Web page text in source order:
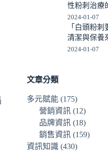
性粉刺治療
2024-01-07
「白頭粉
清潔與保養
2024-01-07
文章分類
多元賦能 (175)
營銷資訊 (12)
品牌資訊 (18)
銷售資訊 (159)
資訊知識 (430)